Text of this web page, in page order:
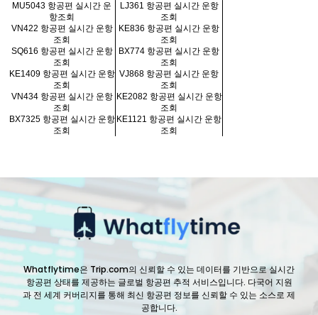
MU5043 항공편 실시간 운
항조회
LJ361 항공편 실시간 운항
조회
VN422 항공편 실시간 운항
조회
KE836 항공편 실시간 운항
조회
SQ616 항공편 실시간 운항
조회
BX774 항공편 실시간 운항
조회
KE1409 항공편 실시간 운항
조회
VJ868 항공편 실시간 운항
조회
VN434 항공편 실시간 운항
조회
KE2082 항공편 실시간 운항
조회
BX7325 항공편 실시간 운항
조회
KE1121 항공편 실시간 운항
조회
Whatflytime은 Trip.com의 신뢰할 수 있는 데이터를 기반으로 실시간
항공편 상태를 제공하는 글로벌 항공편 추적 서비스입니다. 다국어 지원
과 전 세계 커버리지를 통해 최신 항공편 정보를 신뢰할 수 있는 소스로 제
공합니다.